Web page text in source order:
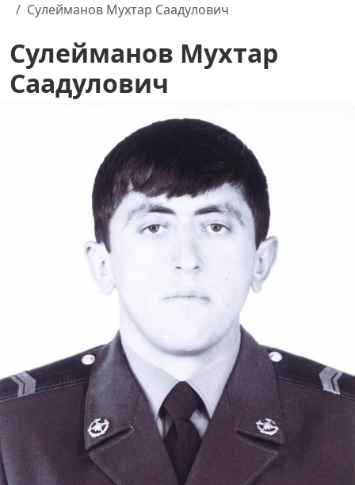
Сулейманов Мухтар Саадулович
Сулейманов Мухтар
Саадулович